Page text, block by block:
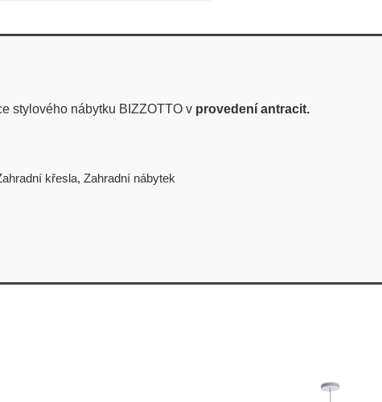
stylového nábytku BIZZOTTO v provedení antracit.
křesla, Zahradní nábytek